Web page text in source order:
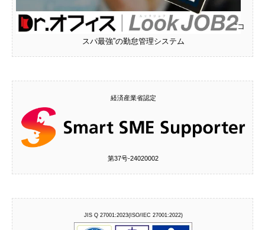
“コ
スパ最強”の勤怠管理システム
経済産業省認定
第37号‐24020002
JIS Q 27001:2023(ISO/IEC 27001:2022)